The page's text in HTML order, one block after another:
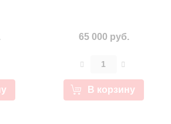
65 000 руб.
В корзину